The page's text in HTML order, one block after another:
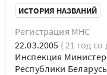
ИСТОРИЯ НАЗВАНИЙ
Регистрация МНС
22.03.2005 ( 21 год
Инспекция
Республики